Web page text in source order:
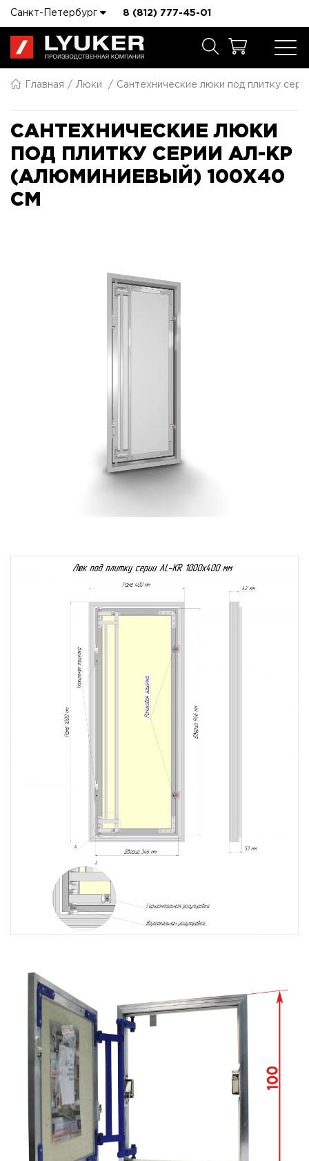
Санкт-Петербург 8 (812) 777-45-01
Главная Люки Сантехнические люки под плитку
САНТЕХНИЧЕСКИЕ ЛЮКИ
ПОД ПЛИТКУ СЕРИИ АЛ-КР
(АЛЮМИНИЕВЫЙ) 100X40
СМ